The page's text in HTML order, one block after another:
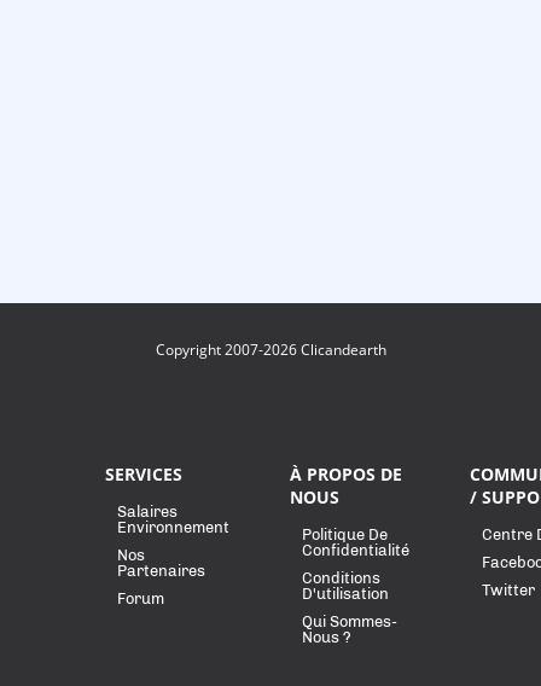
Copyright 2007-2026 Clicandearth
SERVICES
Salaires
Environnement
Nos
Partenaires
Forum
À PROPOS DE
NOUS
Politique De
Confidentialité
Conditions
D'utilisation
Qui Sommes-
Nous ?
/
Centre
Twitter